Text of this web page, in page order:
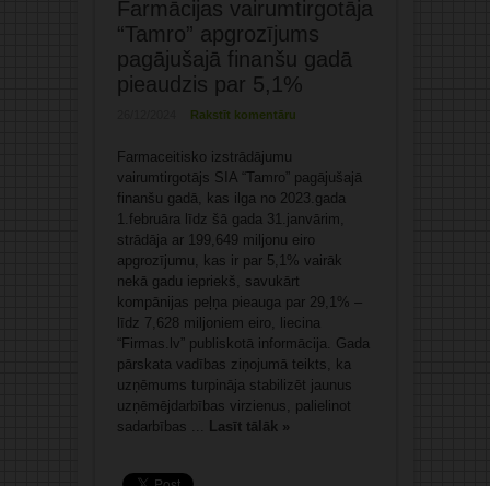
Farmācijas vairumtirgotāja
“Tamro” apgrozījums
pagājušajā finanšu gadā
pieaudzis par 5,1%
Rakstīt komentāru
Farmaceitisko izstrādājumu
vairumtirgotājs SIA “Tamro” pagājušajā
finanšu gadā, kas ilga no 2023.gada
1.februāra līdz šā gada 31.janvārim,
strādāja ar 199,649 miljonu eiro
apgrozījumu, kas ir par 5,1% vairāk
nekā gadu iepriekš, savukārt
kompānijas peļņa pieauga par 29,1% –
līdz 7,628 miljoniem eiro, liecina
“Firmas.lv” publiskotā informācija. Gada
pārskata vadības ziņojumā teikts, ka
uzņēmums turpināja stabilizēt jaunus
uzņēmējdarbības virzienus, palielinot
sadarbības ... Lasīt tālāk »